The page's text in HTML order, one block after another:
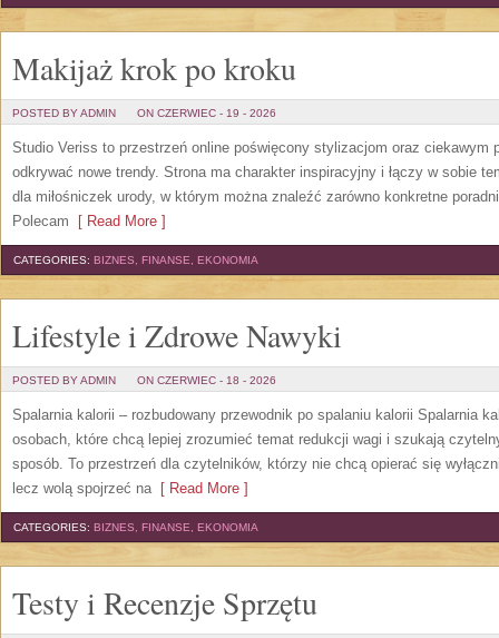
Makijaż krok po kroku
POSTED BY ADMIN ON CZERWIEC - 19 - 2026
Studio Veriss to przestrzeń online poświęcony stylizacjom oraz ciekawym
odkrywać nowe trendy. Strona ma charakter inspiracyjny i łączy w sobie
dla miłośniczek urody, w którym można znaleźć zarówno konkretne
Polecam [ Read More ]
CATEGORIES: BIZNES, FINANSE, EKONOMIA
Lifestyle i Zdrowe Nawyki
POSTED BY ADMIN ON CZERWIEC - 18 - 2026
Spalarnia kalorii – rozbudowany przewodnik po spalaniu kalorii Spalarnia
osobach, które chcą lepiej zrozumieć temat redukcji wagi i szukają
sposób. To przestrzeń dla czytelników, którzy nie chcą opierać się
lecz wolą spojrzeć na[ Read More ]
CATEGORIES: BIZNES, FINANSE, EKONOMIA
Testy i Recenzje Sprzętu